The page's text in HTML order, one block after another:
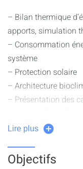
– Bilan thermique
apports, simulation
– Consommation
système
– Protection solaire
– Architecture
– Présentation des
refroidissement,
Lire plus
Objectifs